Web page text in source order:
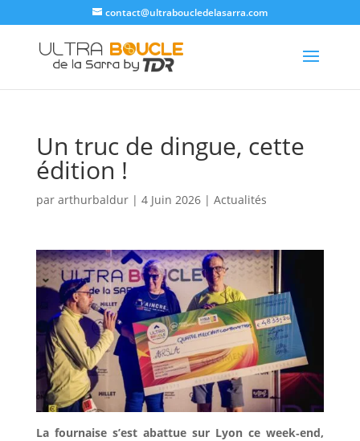
contact@ultraboucledelasarra.com
Un truc de dingue, cette
édition !
par arthurbaldur| 4 Juin 2026| Actualités
La fournaise s’est abattue sur Lyon ce week‑end,